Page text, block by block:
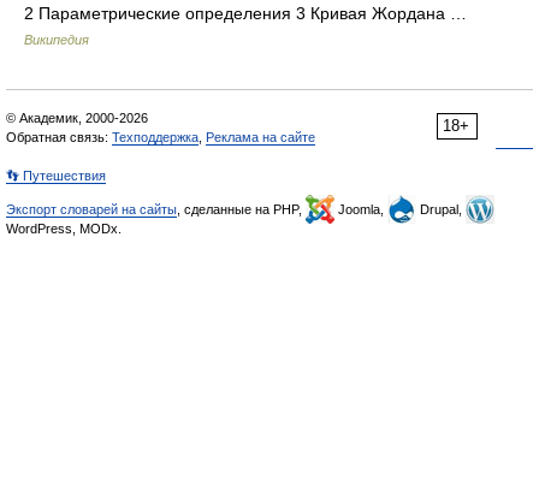
2 Параметрические определения 3 Кривая Жордана …
Википедия
18+
© Академик, 2000-2026
Обратная связь: Техподдержка Реклама на сайте
👣 Путешествия
Экспорт словарей на сайты , сделанные на PHP, Joomla,
Drupal,
WordPress, MODx.